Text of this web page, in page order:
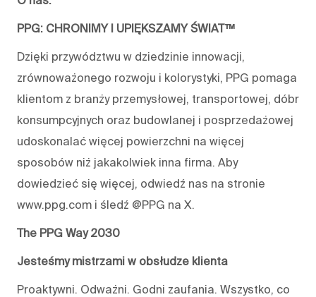
PPG: CHRONIMY I UPIĘKSZAMY ŚWIAT™
Dzięki przywództwu w dziedzinie innowacji,
zrównoważonego rozwoju i kolorystyki, PPG pomaga
klientom z branży przemysłowej, transportowej, dóbr
konsumpcyjnych oraz budowlanej i posprzedażowej
udoskonalać więcej powierzchni na więcej
sposobów niż jakakolwiek inna firma. Aby
dowiedzieć się więcej, odwiedź nas na stronie
www.ppg.com i śledź @PPG na X.
The PPG Way 2030
Jesteśmy mistrzami w obsłudze klienta
Proaktywni. Odważni. Godni zaufania. Wszystko, co